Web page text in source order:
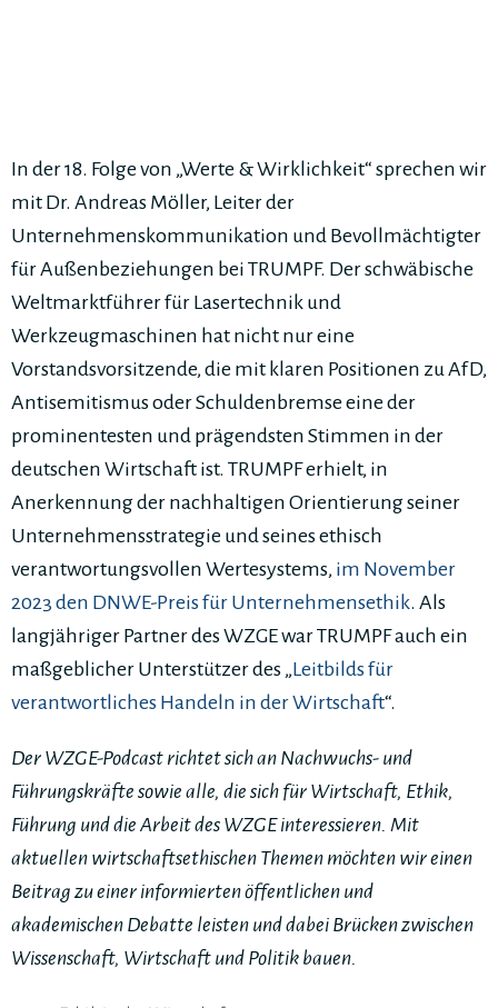
In der 18. Folge von „Werte & Wirklichkeit“ sprechen wir
mit Dr. Andreas Möller, Leiter der
Unternehmenskommunikation und Bevollmächtigter
für Außenbeziehungen bei TRUMPF. Der schwäbische
Weltmarktführer für Lasertechnik und
Werkzeugmaschinen hat nicht nur eine
Vorstandsvorsitzende, die mit klaren Positionen zu AfD,
Antisemitismus oder Schuldenbremse eine der
prominentesten und prägendsten Stimmen in der
deutschen Wirtschaft ist. TRUMPF erhielt, in
Anerkennung der nachhaltigen Orientierung seiner
Unternehmensstrategie und seines ethisch
verantwortungsvollen Wertesystems, im November
2023 den DNWE-Preis für Unternehmensethik. Als
langjähriger Partner des WZGE war TRUMPF auch ein
maßgeblicher Unterstützer des „Leitbilds für
verantwortliches Handeln in der Wirtschaft“.
Der WZGE-Podcast richtet sich an Nachwuchs- und
Führungskräfte sowie alle, die sich für Wirtschaft, Ethik,
Führung und die Arbeit des WZGE interessieren. Mit
aktuellen wirtschaftsethischen Themen möchten wir einen
Beitrag zu einer informierten öffentlichen und
akademischen Debatte leisten und dabei Brücken zwischen
Wissenschaft, Wirtschaft und Politik bauen.